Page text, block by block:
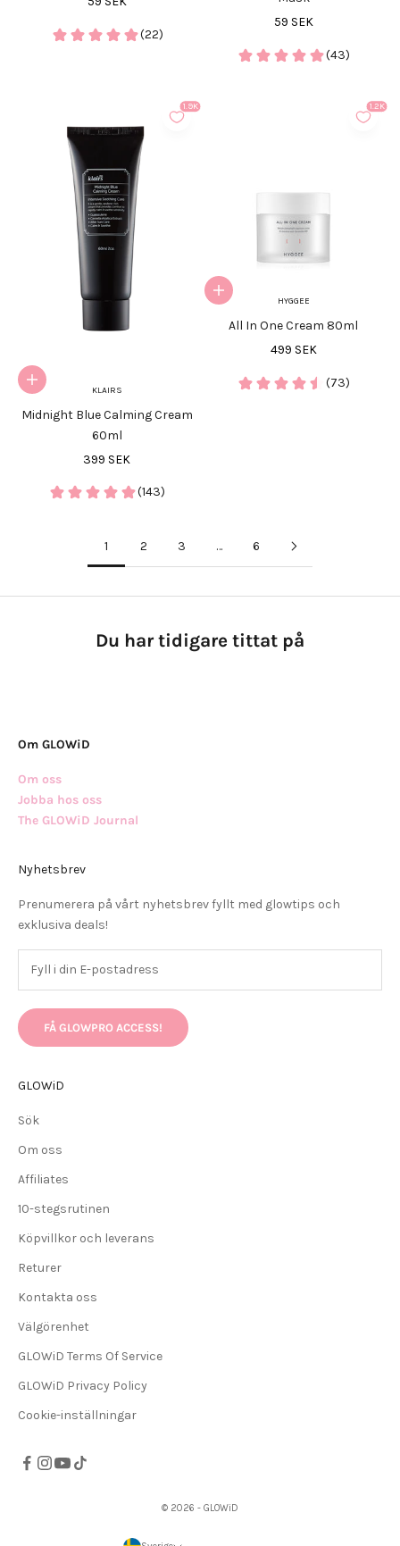
(22)
REA-pris
59 SEK
(43)
1.9K
Lägg i varukorgen
KLAIRS
Midnight Blue Calming Cream
60ml
REA-pris
399 SEK
(143)
1.2K
Lägg i varukorgen
HYGGEE
All In One Cream 80ml
REA-pris
499 SEK
(73)
1 2 3 … 6
Du har tidigare tittat på
Om GLOWiD
Om oss
Jobba hos oss
The GLOWiD Journal
Nyhetsbrev
Prenumerera på vårt nyhetsbrev fyllt med glowtips och
exklusiva deals!
FÅ GLOWPRO ACCESS!
GLOWiD
Sök
Om oss
Affiliates
10-stegsrutinen
Köpvillkor och leverans
Returer
Kontakta oss
Välgörenhet
GLOWiD Terms Of Service
GLOWiD Privacy Policy
Cookie-inställningar
© 2026 - GLOWiD